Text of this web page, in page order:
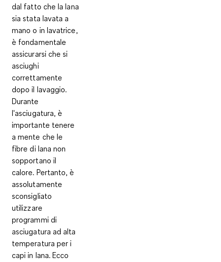
dal fatto che la lana
sia stata lavata a
mano o in lavatrice,
è fondamentale
assicurarsi che si
asciughi
correttamente
dopo il lavaggio.
Durante
l'asciugatura, è
importante tenere
a mente che le
fibre di lana non
sopportano il
calore. Pertanto, è
assolutamente
sconsigliato
utilizzare
programmi di
asciugatura ad alta
temperatura per i
capi in lana. Ecco